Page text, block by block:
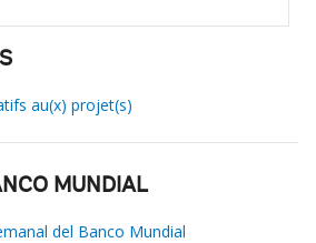
au(x) projet(s)
MUNDIAL
del Banco Mundial